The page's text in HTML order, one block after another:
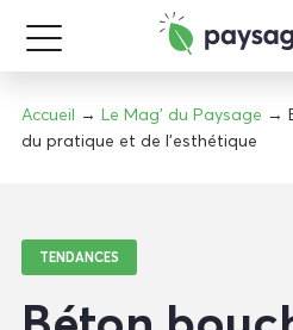
Accueil → Le Mag' du Paysage →
du pratique et de l’esthétique
TENDANCES